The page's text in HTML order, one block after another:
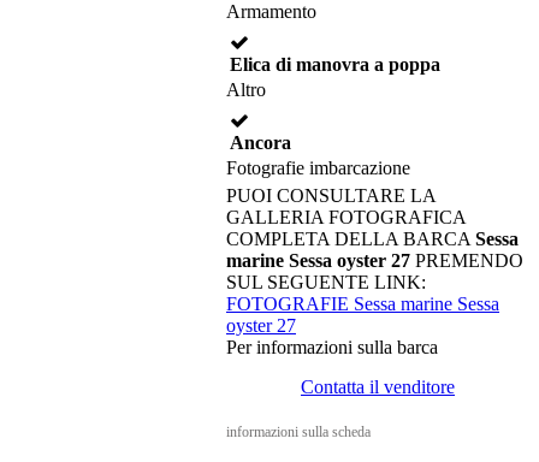
Armamento
Elica di manovra a poppa
Altro
Ancora
Fotografie imbarcazione
PUOI CONSULTARE LA
GALLERIA FOTOGRAFICA
COMPLETA DELLA BARCA Sessa
marine Sessa oyster 27 PREMENDO
SUL SEGUENTE LINK:
FOTOGRAFIE Sessa marine Sessa
oyster 27
Per informazioni sulla barca
Contatta il venditore
informazioni sulla scheda